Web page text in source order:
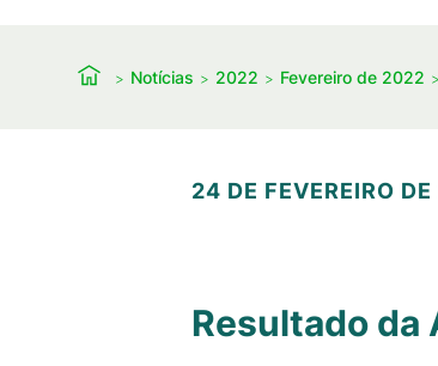
Notícias 2022 Fevereiro de 2022
24 DE FEVEREIRO
Resultado da